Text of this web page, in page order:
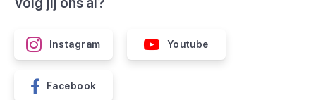
Instagram Youtube
Facebook